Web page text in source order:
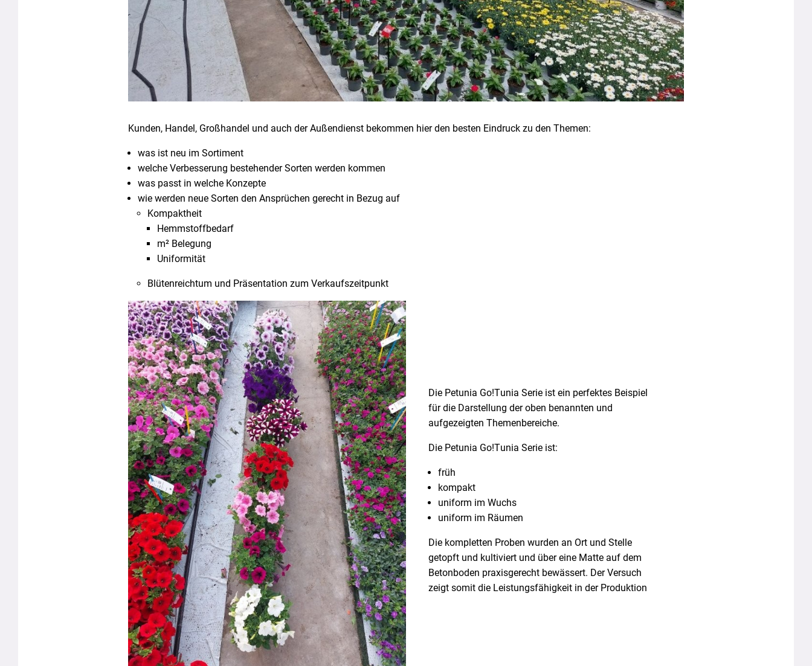
Kunden, Handel, Großhandel und auch der Außendienst bekommen hier den besten Eindruck zu den Themen:
was ist neu im Sortiment
welche Verbesserung bestehender Sorten werden kommen
was passt in welche Konzepte
wie werden neue Sorten den Ansprüchen gerecht in Bezug auf
Kompaktheit
Hemmstoffbedarf
m² Belegung
Uniformität
Blütenreichtum und Präsentation zum Verkaufszeitpunkt
Die Petunia Go!Tunia Serie ist ein perfektes Beispiel
für die Darstellung der oben benannten und
aufgezeigten Themenbereiche.
Die Petunia Go!Tunia Serie ist:
früh
kompakt
uniform im Wuchs
uniform im Räumen
Die kompletten Proben wurden an Ort und Stelle
getopft und kultiviert und über eine Matte auf dem
Betonboden praxisgerecht bewässert. Der Versuch
zeigt somit die Leistungsfähigkeit in der Produktion